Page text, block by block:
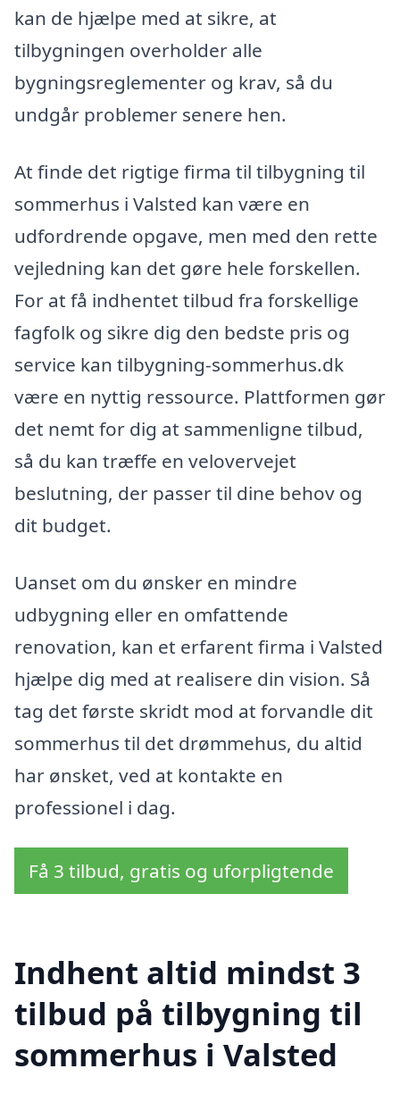
kan de hjælpe med at sikre, at
tilbygningen overholder alle
bygningsreglementer og krav, så du
undgår problemer senere hen.
At finde det rigtige firma til tilbygning til
sommerhus i Valsted kan være en
udfordrende opgave, men med den rette
vejledning kan det gøre hele forskellen.
For at få indhentet tilbud fra forskellige
fagfolk og sikre dig den bedste pris og
service kan tilbygning-sommerhus.dk
være en nyttig ressource. Plattformen gør
det nemt for dig at sammenligne tilbud,
så du kan træffe en velovervejet
beslutning, der passer til dine behov og
dit budget.
Uanset om du ønsker en mindre
udbygning eller en omfattende
renovation, kan et erfarent firma i Valsted
hjælpe dig med at realisere din vision. Så
tag det første skridt mod at forvandle dit
sommerhus til det drømmehus, du altid
har ønsket, ved at kontakte en
professionel i dag.
Få 3 tilbud, gratis og uforpligtende
Indhent altid mindst 3
tilbud på tilbygning til
sommerhus i Valsted